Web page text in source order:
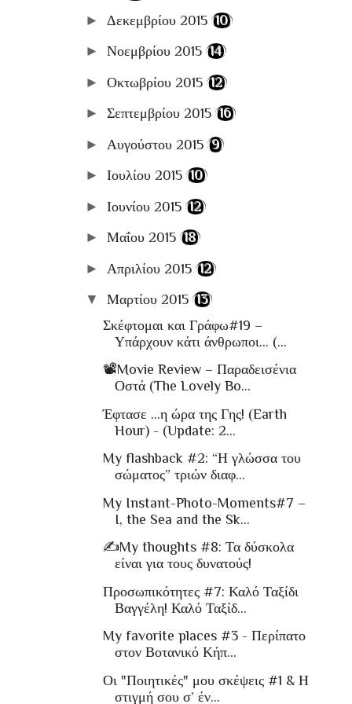
► Δεκεμβρίου 2015 (10)
► Νοεμβρίου 2015 (14)
► Οκτωβρίου 2015 (12)
► Σεπτεμβρίου 2015 (16)
► Αυγούστου 2015 (9)
► Ιουλίου 2015 (10)
► Ιουνίου 2015 (12)
► Μαΐου 2015 (18)
► Απριλίου 2015 (12)
▼ Μαρτίου 2015 (13)
Σκέφτομαι και Γράφω#19 –
Υπάρχουν κάτι άνθρωποι… (...
📽Movie Review – Παραδεισένια
Οστά (The Lovely Bo...
Έφτασε ...η ώρα της Γης! (Earth
Hour) - (Update: 2...
My flashback #2: “Η γλώσσα του
σώματος” τριών διαφ...
My Instant-Photo-Moments#7 –
I, the Sea and the Sk...
✍My thoughts #8: Τα δύσκολα
είναι για τους δυνατούς!
Προσωπικότητες #7: Καλό Ταξίδι
Βαγγέλη! Καλό Ταξίδ...
My favorite places #3 - Περίπατο
στον Βοτανικό Κήπ...
Οι "Ποιητικές" μου σκέψεις #1 & Η
στιγμή σου σ’ έν...